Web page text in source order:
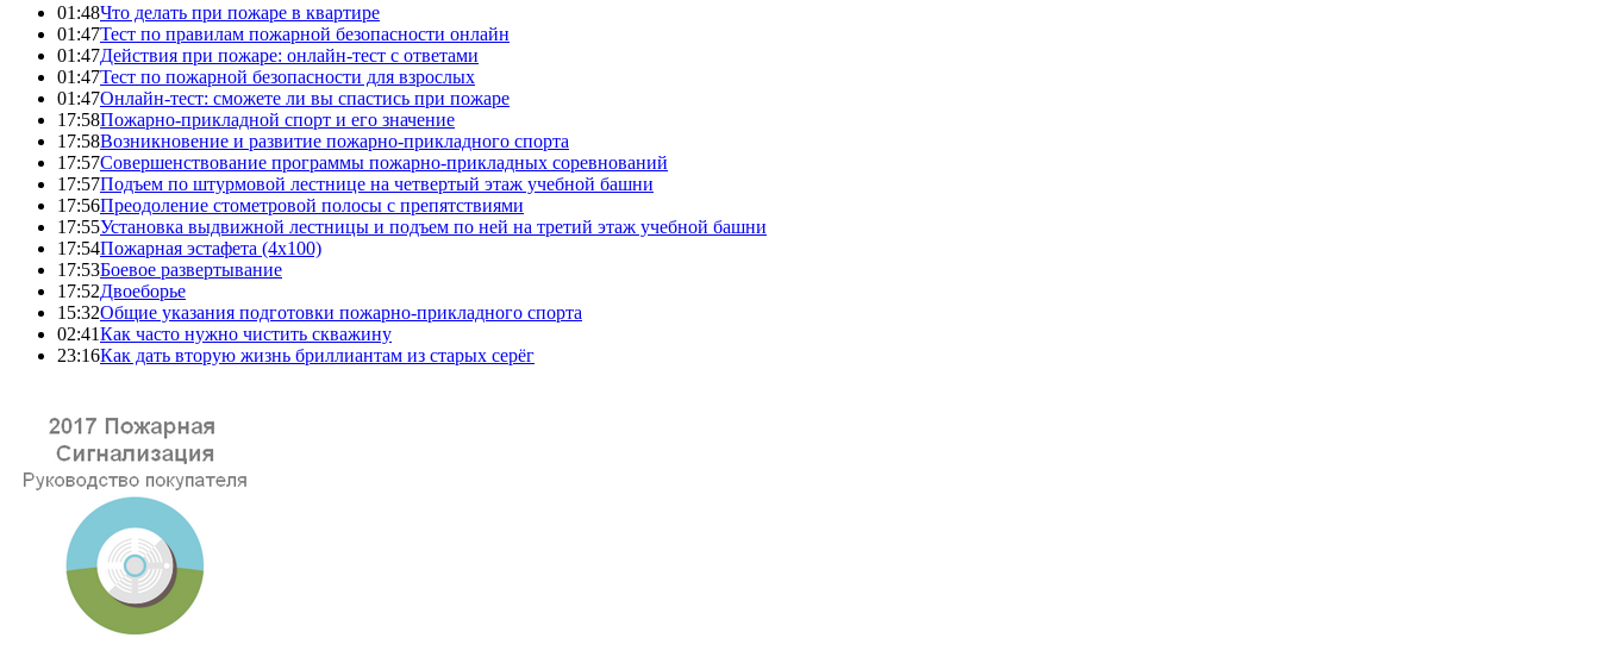
01:48Что делать при пожаре в квартире
01:47Тест по правилам пожарной безопасности онлайн
01:47Действия при пожаре: онлайн-тест с ответами
01:47Тест по пожарной безопасности для взрослых
01:47Онлайн-тест: сможете ли вы спастись при пожаре
17:58Пожарно-прикладной спорт и его значение
17:58Возникновение и развитие пожарно-прикладного спорта
17:57Совершенствование программы пожарно-прикладных соревнований
17:57Подъем по штурмовой лестнице на четвертый этаж учебной башни
17:56Преодоление стометровой полосы с препятствиями
17:55Установка выдвижной лестницы и подъем по ней на третий этаж учебной башни
17:54Пожарная эстафета (4x100)
17:53Боевое развертывание
17:52Двоеборье
15:32Общие указания подготовки пожарно-прикладного спорта
02:41Как часто нужно чистить скважину
23:16Как дать вторую жизнь бриллиантам из старых серёг